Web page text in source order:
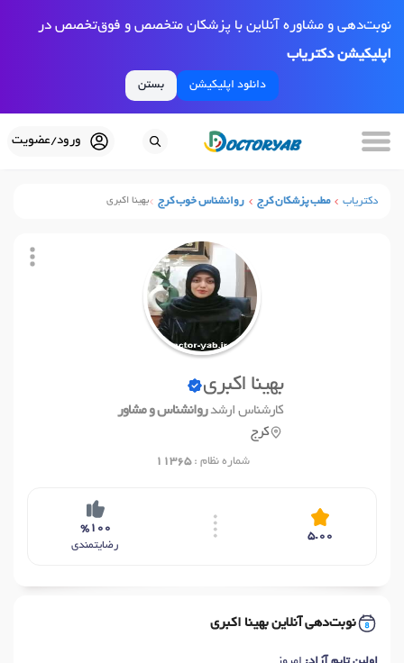
نوبت‌دهی و مشاوره آنلاین با پزشکان متخصص و فوق‌تخصص در
اپلیکیشن دکتریاب
دانلود اپلیکیشن بستن
ورود/عضویت
دکتریاب مطب پزشکان کرج روانشناس خوب کرج بهینا اکبری
بهینا اکبری
کارشناس ارشدروانشناس و مشاور
کرج
شماره نظام :11365
5.00
%100
رضایتمندی
نوبت‌دهی آنلاین بهینا اکبری